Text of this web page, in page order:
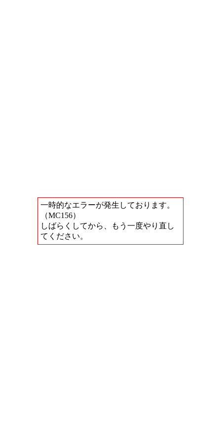
一時的なエラーが発生しております。
（MC156）
しばらくしてから、もう一度やり直し
てください。